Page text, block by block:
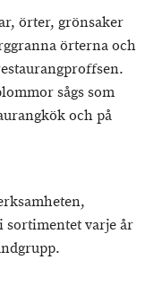
örter, grönsaker
örterna och
sågs som
och på
sortimentet varje år